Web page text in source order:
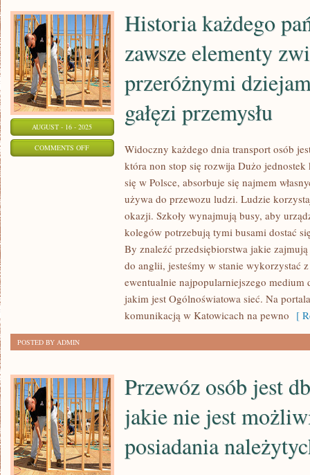
AUGUST - 16 - 2025
COMMENTS OFFON
ELEMENTY
PRZERÓŻNYMI
Historia każdego
zawsze elementy
przeróżnymi
gałęzi przemysłu
Widoczny każdego dnia transport osób
która non stop się rozwija Dużo
się w Polsce, absorbuje się najmem
używa do przewozu ludzi. Ludzie
okazji. Szkoły wynajmują busy, aby
kolegów potrzebują tymi busami dostać
By znaleźć przedsiębiorstwa jakie
do anglii, jesteśmy w stanie wykorzystać
ewentualnie najpopularniejszego
jakim jest Ogólnoświatowa sieć. Na
komunikacją w Katowicach na pewno [
POSTED BY ADMIN
Przewóz osób jest
jakie nie jest
posiadania